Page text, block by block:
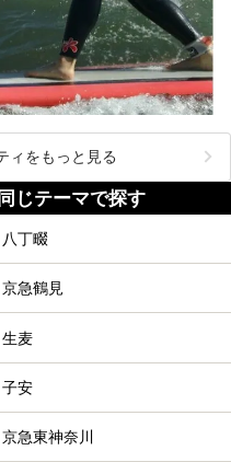
ィをもっと見る
じテーマで探す
八丁畷
京急鶴見
生麦
子安
京急東神奈川